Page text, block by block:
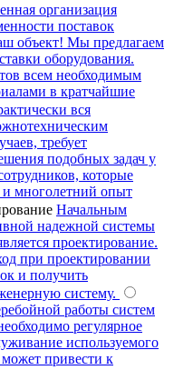
организация
поставок
объект! Мы предлагаем
оборудования.
всем необходимым
в кратчайшие
вся
требует
подобных задач у
которые
многолетний опыт
Начальным
надежной системы
проектирование.
при проектировании
и получить
систему.
работы систем
регулярное
используемого
может привести к